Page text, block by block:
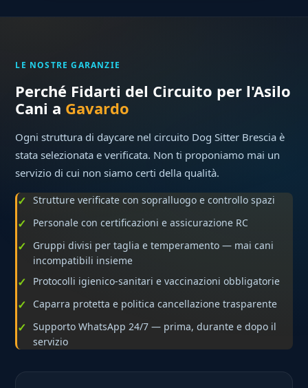
LE NOSTRE GARANZIE
Perché Fidarti del Circuito per l'Asilo
Cani a Gavardo
Ogni struttura di daycare nel circuito Dog Sitter Brescia è
stata selezionata e verificata. Non ti proponiamo mai un
servizio di cui non siamo certi della qualità.
Strutture verificate con sopralluogo e controllo spazi
Personale con certificazioni e assicurazione RC
Gruppi divisi per taglia e temperamento — mai cani
incompatibili insieme
Protocolli igienico-sanitari e vaccinazioni obbligatorie
Caparra protetta e politica cancellazione trasparente
Supporto WhatsApp 24/7 — prima, durante e dopo il
servizio